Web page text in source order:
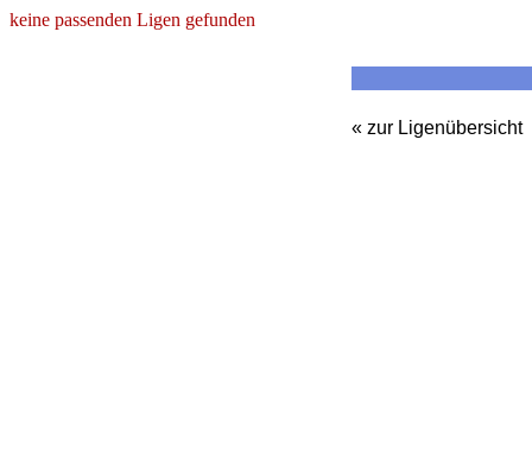
keine passenden Ligen gefunden
« zur Ligenübersicht